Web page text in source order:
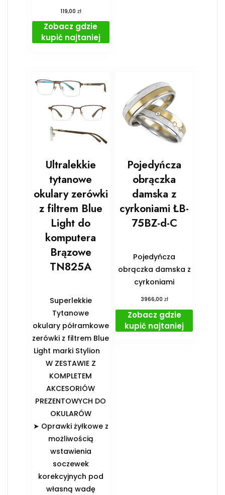
119,00 zł
Zobacz gdzie
kupić najtaniej
Ultralekkie
tytanowe
okulary zerówki
z filtrem Blue
Light do
komputera
Brązowe
TN825A
Superlekkie
Tytanowe
okulary półramkowe
zerówki z filtrem Blue
Light marki Stylion
️W ZESTAWIE Z
KOMPLETEM
AKCESORIÓW
PREZENTOWYCH DO
OKULARÓW️
➤ Oprawki żyłkowe z
możliwością
wstawienia
soczewek
korekcyjnych pod
własną wadę
Pojedyńcza
obrączka
damska z
cyrkoniami ŁB-
75BZ-d-C
Pojedyńcza
obrączka damska z
cyrkoniami
3966,00 zł
Zobacz gdzie
kupić najtaniej